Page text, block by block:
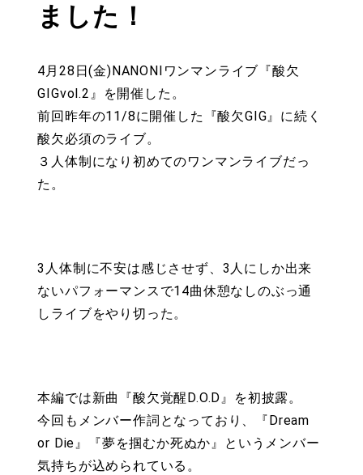
ました！
4月28日(金)NANONIワンマンライブ『酸欠
GIGvol.2』を開催した。
前回昨年の11/8に開催した『酸欠GIG』に続く
酸欠必須のライブ。
３人体制になり初めてのワンマンライブだっ
た。
3人体制に不安は感じさせず、3人にしか出来
ないパフォーマンスで14曲休憩なしのぶっ通
しライブをやり切った。
本編では新曲『酸欠覚醒D.O.D』を初披露。
今回もメンバー作詞となっており、『Dream
or Die』『夢を掴むか死ぬか』というメンバー
気持ちが込められている。